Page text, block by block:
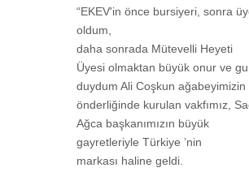
“EKEV'in önce bursiyeri, sonra
oldum,
daha sonrada Mütevelli Heyeti
Üyesi olmaktan büyük onur ve
duydum Ali Coşkun ağabeyimizin
önderliğinde kurulan vakfımız,
Ağca başkanımızın büyük
gayretleriyle Türkiye ’nin
markası haline geldi.